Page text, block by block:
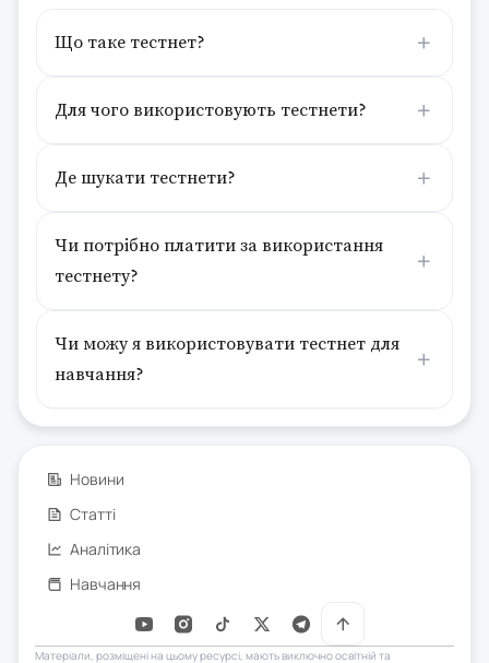
Що таке тестнет?
Для чого використовують тестнети?
Де шукати тестнети?
Чи потрібно платити за використання
тестнету?
Чи можу я використовувати тестнет для
навчання?
Новини
Статті
Аналітика
Навчання
Матеріали, розміщені на цьому ресурсі, мають виключно освітній та